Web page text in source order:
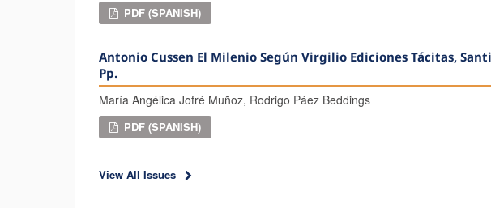
PDF (SPANISH)
Antonio Cussen El Milenio Según Virgilio Ediciones Tácitas,
Pp.
María Angélica Jofré Muñoz, Rodrigo Páez Beddings
PDF (SPANISH)
View All Issues